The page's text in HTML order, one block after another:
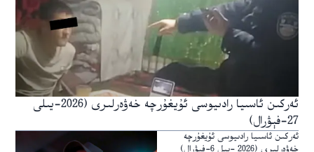
ئەركىن ئاسىيا رادىيوسى ئۇيغۇرچە خەۋەرلىرى (2026-يىلى
27-فېۋرال)
ئەركىن ئاسىيا رادىيوسى ئۇيغۇرچە